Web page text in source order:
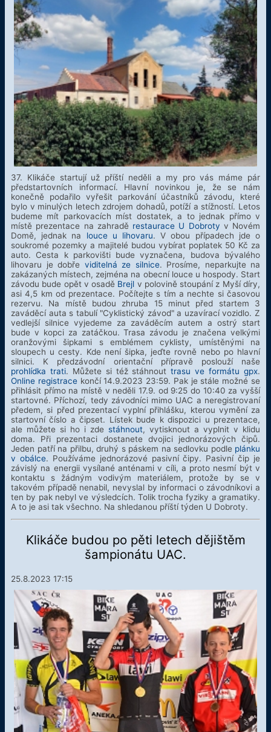
37. Klikáče startují už příští neděli a my pro vás máme pár
předstartovních informací. Hlavní novinkou je, že se nám
konečně podařilo vyřešit parkování účastníků závodu, které
bylo v minulých letech zdrojem dohadů, potíží a stížností. Letos
budeme mít parkovacích míst dostatek, a to jednak přímo v
místě prezentace na zahradě restaurace U Dobroty v Novém
Domě, jednak na louce u lihovaru. V obou případech jde o
soukromé pozemky a majitelé budou vybírat poplatek 50 Kč za
auto. Cesta k parkovišti bude vyznačena, budova bývalého
lihovaru je dobře viditelná ze silnice. Prosíme, neparkujte na
zakázaných místech, zejména na obecní louce u hospody. Start
závodu bude opět v osadě Brejl v polovině stoupání z Myší díry,
asi 4,5 km od prezentace. Počítejte s tím a nechte si časovou
rezervu. Na místě budou zhruba 15 minut před startem 3
zaváděcí auta s tabulí "Cyklistický závod" a uzavírací vozidlo. Z
vedlejší silnice vyjedeme za zaváděcím autem a ostrý start
bude v kopci za zatáčkou. Trasa závodu je značena velkými
oranžovými šipkami s emblémem cyklisty, umístěnými na
sloupech u cesty. Kde není šipka, jeďte rovně nebo po hlavní
silnici. K předzávodní orientační přípravě poslouží naše
prohlídka trati. Můžete si též stáhnouttrasu ve formátu gpx.
Online registracekončí 14.9.2023 23:59. Pak je stále možné se
přihlásit přímo na místě v neděli 17.9. od 9:25 do 10:40 za vyšší
startovné. Příchozí, tedy závodníci mimo UAC a neregistrovaní
předem, si před prezentací vyplní přihlášku, kterou vymění za
startovní číslo a čipset. Lístek bude k dispozici u prezentace,
ale můžete si ho i zde stáhnout, vytisknout a vyplnit v klidu
doma. Při prezentaci dostanete dvojici jednorázových čipů.
Jeden patří na přilbu, druhý s páskem na sedlovku podle plánku
v obálce. Používáme jednorázové pasivní čipy. Pasivní čip je
závislý na energii vysílané anténami v cíli, a proto nesmí být v
kontaktu s žádným vodivým materiálem, protože by se v
takovém případě nenabil, nevyslal by informaci o závodníkovi a
ten by pak nebyl ve výsledcích. Tolik trocha fyziky a gramatiky.
A to je asi tak všechno. Na shledanou příští týden U Dobroty.
Klikáče budou po pěti letech dějištěm
šampionátu UAC.
25.8.2023 17:15